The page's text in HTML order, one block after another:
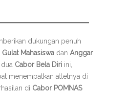
dukungan penuh
Gulat Mahasiswa dan Anggar.
Cabor Bela Diri ini,
menempatkan atletnya di
di Cabor POMNAS